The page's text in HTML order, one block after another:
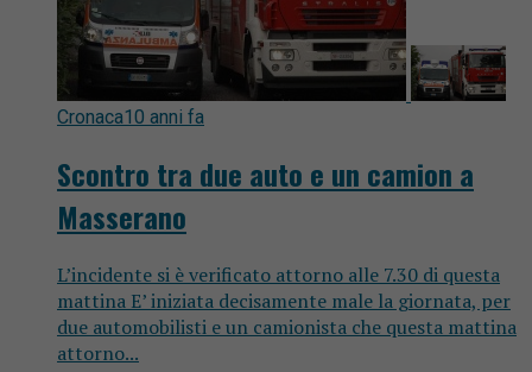
Cronaca10 anni fa
Scontro tra due auto e un camion a
Masserano
L’incidente si è verificato attorno alle 7.30 di questa
mattina E’ iniziata decisamente male la giornata, per
due automobilisti e un camionista che questa mattina
attorno...